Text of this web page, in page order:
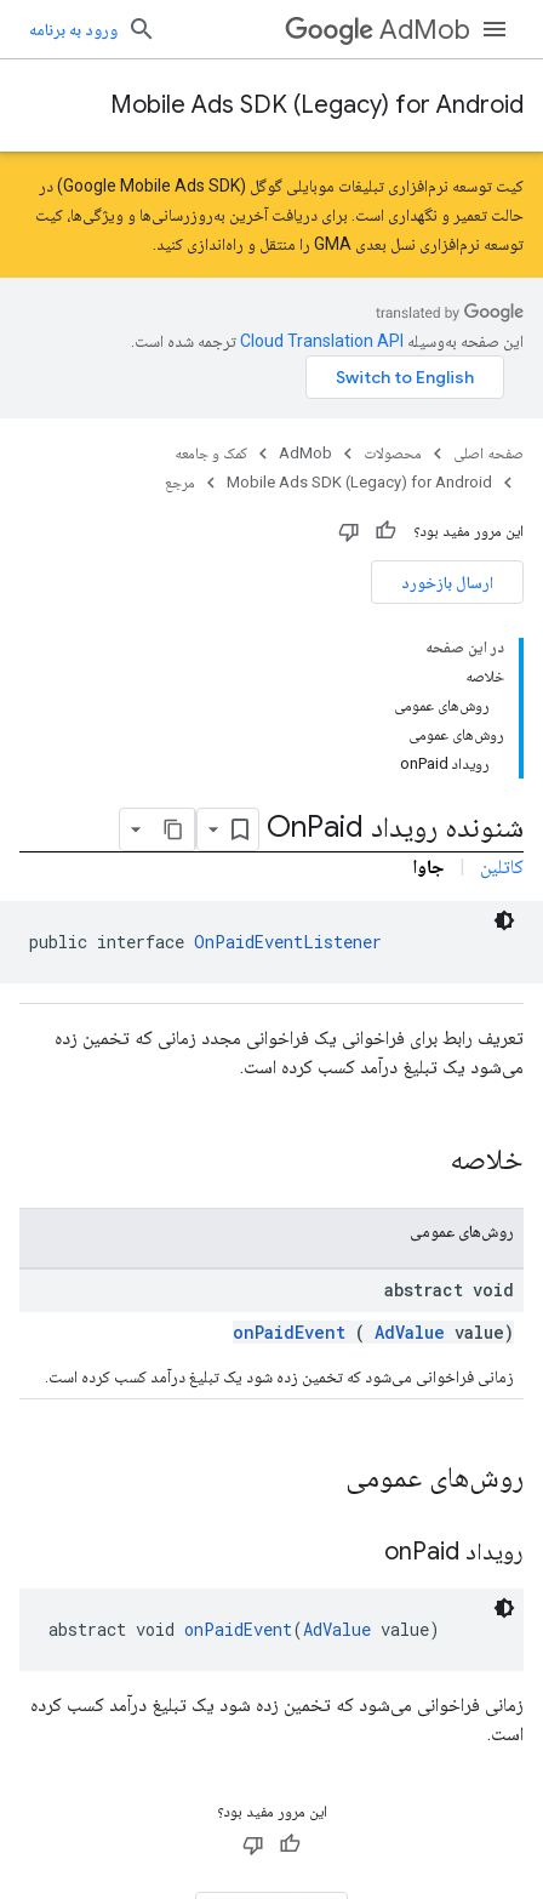
AdMob ورود به برنامه
Mobile Ads SDK (Legacy) for Android
کیت توسعه نرم‌افزاری تبلیغات موبایلی گوگل (Google Mobile Ads SDK) در
حالت تعمیر و نگهداری است. برای دریافت آخرین به‌روزرسانی‌ها و ویژگی‌ها، کیت
توسعه نرم‌افزاری نسل بعدی GMA را
منتقل و راه‌اندازی کنید.
این صفحه به‌وسیله ترجمه شده است.
صفحه اصلی محصولات AdMob
کمک و جامعه
Mobile Ads SDK (Legacy) for Android
مرجع
این مرور مفید بود؟
ارسال بازخورد
در این صفحه
خلاصه
روش‌های عمومی
روش‌های عمومی
رویداد onPaid
شنونده رویداد On Paid
کاتلین | جاوا
public interface OnPaidEventListener
تعریف رابط برای فراخوانی یک فراخوانی مجدد زمانی که تخمین زده
می‌شود یک تبلیغ درآمد کسب کرده است.
خلاصه
روش‌های عمومی
abstract void
onPaidEvent ( AdValue value)
زمانی فراخوانی می‌شود که تخمین زده شود یک تبلیغ درآمد کسب کرده است.
روش‌های عمومی
رویداد on Paid
abstract void onPaidEvent(AdValue value)
زمانی فراخوانی می‌شود که تخمین زده شود یک تبلیغ درآمد کسب کرده
است.
این مرور مفید بود؟